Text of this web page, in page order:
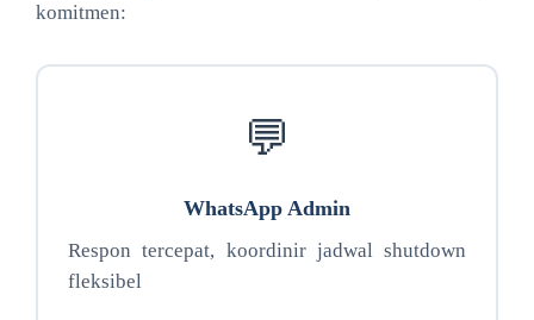
komitmen:
💬
WhatsApp Admin
Respon tercepat, koordinir jadwal shutdown
fleksibel